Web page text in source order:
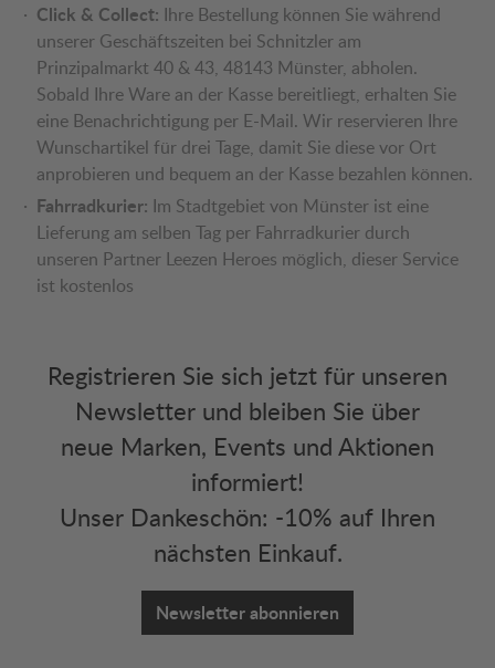
Click & Collect: Ihre Bestellung können Sie während
unserer Geschäftszeiten bei Schnitzler am
Prinzipalmarkt 40 & 43, 48143 Münster, abholen.
Sobald Ihre Ware an der Kasse bereitliegt, erhalten Sie
eine Benachrichtigung per E-Mail. Wir reservieren Ihre
Wunschartikel für drei Tage, damit Sie diese vor Ort
anprobieren und bequem an der Kasse bezahlen können.
Fahrradkurier: Im Stadtgebiet von Münster ist eine
Lieferung am selben Tag per Fahrradkurier durch
unseren Partner Leezen Heroes möglich, dieser Service
ist kostenlos
Registrieren Sie sich jetzt für unseren
Newsletter und bleiben Sie über
neue Marken, Events und Aktionen
informiert!
Unser Dankeschön: -10% auf Ihren
nächsten Einkauf.
Newsletter abonnieren